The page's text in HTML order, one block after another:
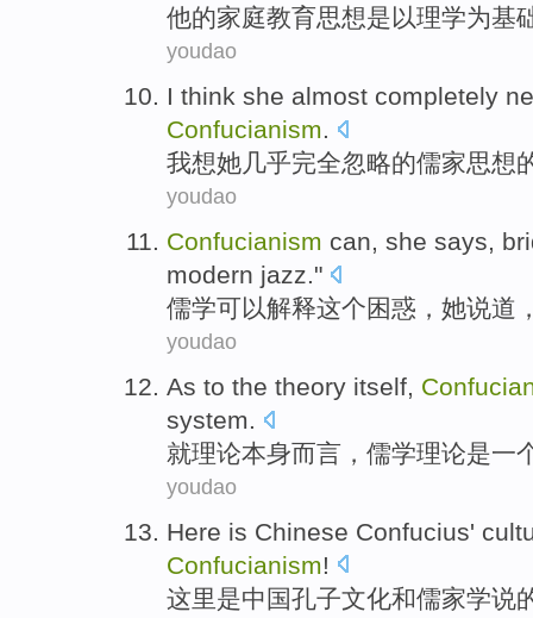
他的家庭教育思想是以理学为基
youdao
I think she almost completely
Confucianism.
我想她几乎完全忽略的儒家思想
youdao
Confucianism can, she says,
modern jazz."
儒学可以解释这个困惑 ， 她说道
youdao
As to the theory itself,
system.
就理论本身而言 ， 儒学理论是一
youdao
Here is Chinese Confucius'
Confucianism!
这里是中国孔子文化和儒家学说